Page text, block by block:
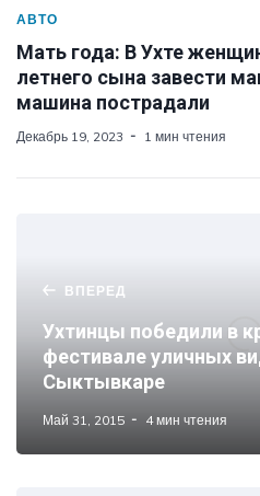
АВТО
Мать года: В Ухте
летнего сына завести
машина пострадали
Декабрь 19, 2023 1 мин чтения
ВПЕРЕД
Ухтинцы победили в
фестивале уличных
Сыктывкаре
Май 31, 2015 4 мин чтения